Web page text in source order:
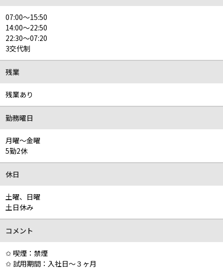
07:00～15:50
14:00～22:50
22:30～07:20
3交代制
残業
残業あり
勤務曜日
月曜～金曜
5勤2休
休日
土曜、日曜
土日休み
コメント
✩ 喫煙：禁煙
✩ 試用期間：入社日～３ヶ月